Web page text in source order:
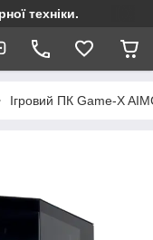
техніки.
Ігровий ПК Game-X